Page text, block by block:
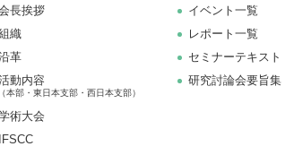
長挨拶
織
革
動内容
（本部・東日本支部・西日本支部）
術大会
IFSCC
イベント一覧
レポート一覧
セミナーテキスト
研究討論会要旨集